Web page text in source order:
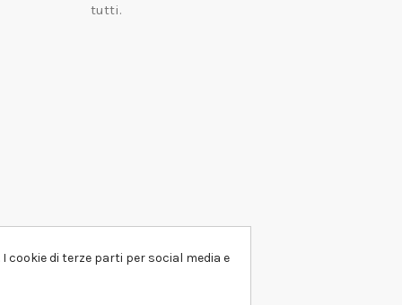
tutti.
cookie di terze parti per social media e